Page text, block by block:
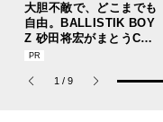
大胆不敵で、どこまでも
自由。BALLISTIK BOY
Z 砂田将宏がまとうCOA
CHの新作フレグランス
ナム パルファム」
1 / 9